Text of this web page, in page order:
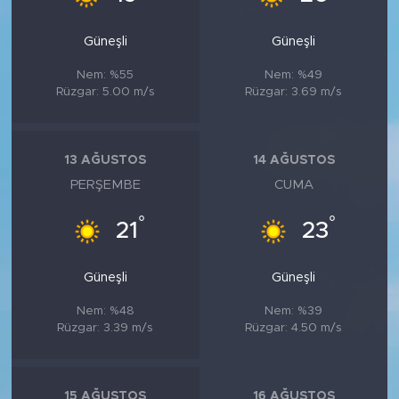
Güneşli
Nem: %55
Rüzgar: 5.00 m/s
Güneşli
Nem: %49
Rüzgar: 3.69 m/s
13 AĞUSTOS
PERŞEMBE
21 °
Güneşli
Nem: %48
Rüzgar: 3.39 m/s
14 AĞUSTOS
CUMA
23°
Güneşli
Nem: %39
Rüzgar: 4.50 m/s
15 AĞUSTOS 16 AĞUSTOS